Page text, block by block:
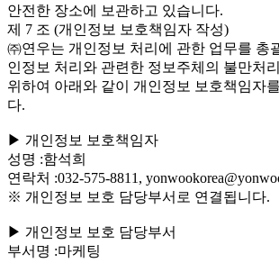
안전한 장소에 보관하고 있습니다.
제 7 조 (개인정보 보호책임자 작성)
㈜연우는 개인정보 처리에 관한 업무를 총
인정보 처리와 관련한 정보주체의 불만처
위하여 아래와 같이 개인정보 보호책임자
다.
▶ 개인정보 보호책임자
성명 :함석희
연락처 :032-575-8811,
※ 개인정보 보호 담당부서로 연결됩니다.
▶ 개인정보 보호 담당부서
부서명 :마케팅